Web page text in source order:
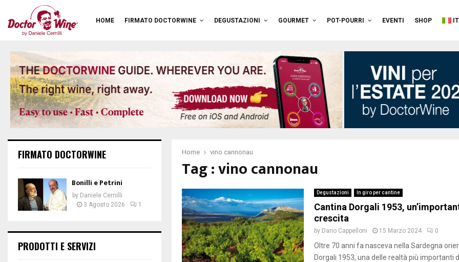
HOME FIRMATO DOCTORWINE DEGUSTAZIONI GOURMET POT-POURRI EVENTI SHOP
Home vino cannonau
Tag : vino cannonau
Degustazioni In giro per cantine
Cantina Dorgali 1953,
crescita
by Dario Cappelloni 15 Marzo 2024 0
Oltre 70 anni fa nasceva nella Sardegna
Dorgali 1953, una delle realtà più importanti
FIRMATO DOCTORWINE
Bonilli e Petrini
by Daniele Cernilli
3 Agosto 2026
1
PRODOTTI E SERVIZI